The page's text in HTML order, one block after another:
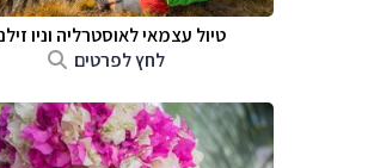
טיול עצמאי לאוסטרליה וניו
לחץ לפרטים